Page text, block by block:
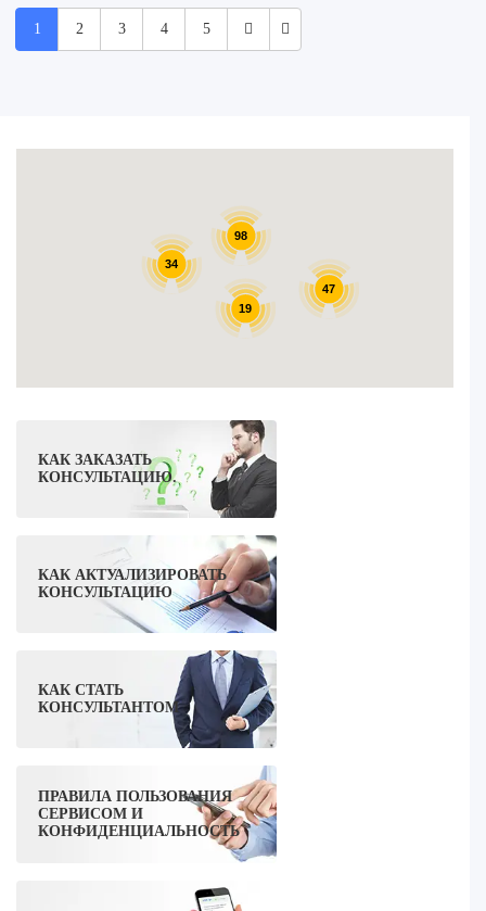
98
47
34
19
КАК ЗАКАЗАТЬ
КОНСУЛЬТАЦИЮ.
КАК АКТУАЛИЗИРОВАТЬ
КОНСУЛЬТАЦИЮ
КАК СТАТЬ
КОНСУЛЬТАНТОМ
ПРАВИЛА ПОЛЬЗОВАНИЯ
СЕРВИСОМ И
КОНФИДЕНЦИАЛЬНОСТЬ
1 2 3 4 5